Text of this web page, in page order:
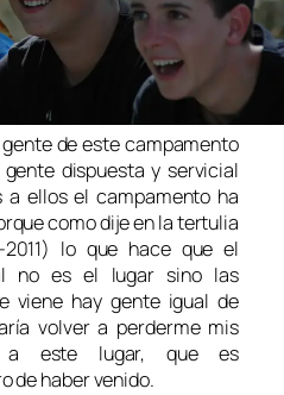
de este campamento
dispuesta y servicial
a ellos el campamento ha
como dije en la tertulia
lo que hace que el
no es el lugar sino las
viene hay gente igual de
volver a perderme mis
a este lugar, que es
de haber venido.